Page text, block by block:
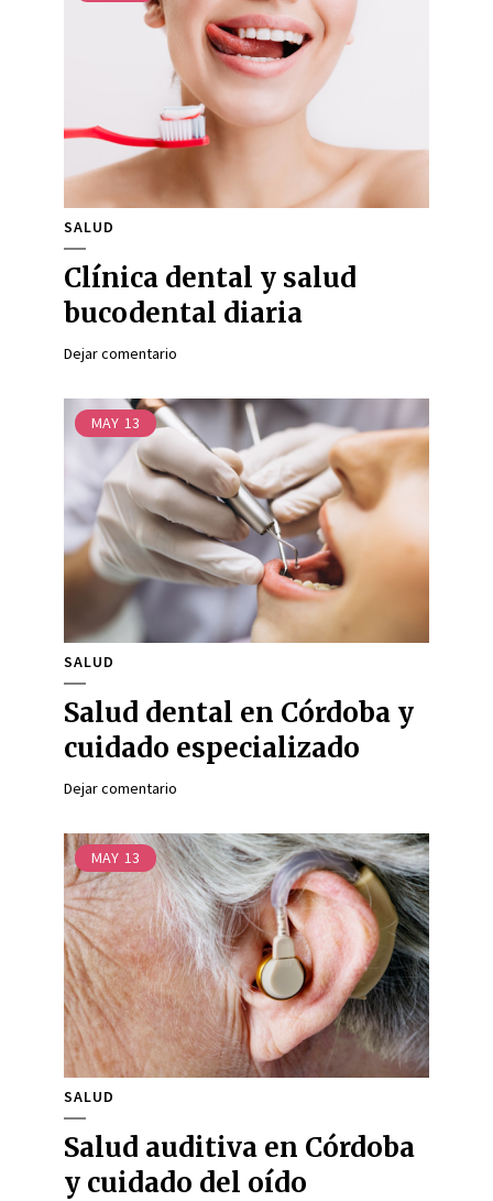
SALUD
Clínica dental y salud
bucodental diaria
Dejar comentario
MAY 13
SALUD
Salud dental en Córdoba y
cuidado especializado
Dejar comentario
MAY 13
SALUD
Salud auditiva en Córdoba
y cuidado del oído